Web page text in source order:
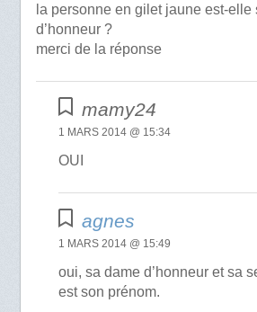
la personne en gilet jaune est-elle
d’honneur ?
merci de la réponse
mamy24
1 MARS 2014 @ 15:34
OUI
agnes
1 MARS 2014 @ 15:49
oui, sa dame d’honneur et sa
est son prénom.